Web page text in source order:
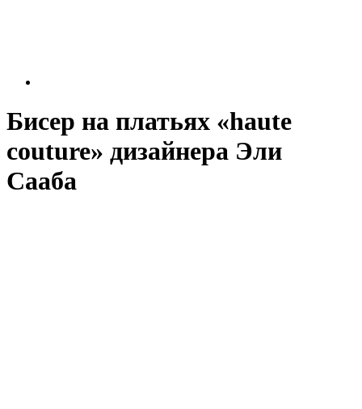
Бисер на платьях «haute
couture» дизайнера Эли
Сааба